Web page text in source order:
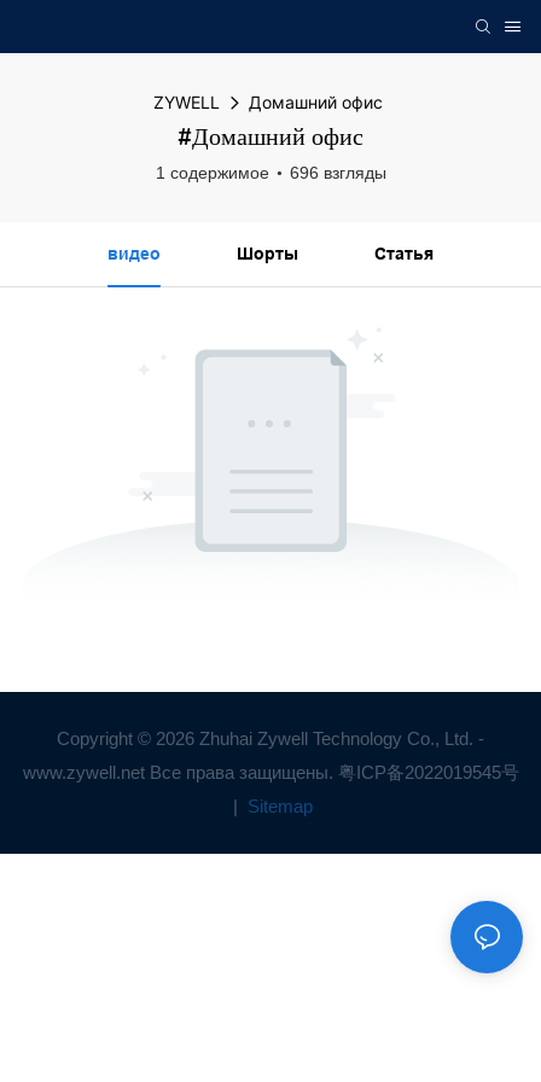
ZYWELL Домашний офис
#Домашний офис
1 содержимое 696 взгляды
видео Шорты Статья
Copyright © 2026 Zhuhai Zywell Technology Co., Ltd. -
www.zywell.net Все права защищены. 粤ICP备2022019545号
| Sitemap